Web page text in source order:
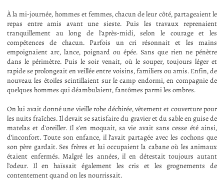
À la mi-journée, hommes et femmes, chacun de leur côté, partageaient le
repas entre amis avant une sieste. Puis les travaux reprenaient
tranquillement au long de l’après-midi, selon le courage et les
compétences de chacun. Parfois un cri résonnait et les mains
empoignaient arc, lance, poignard ou épée. Sans que rien ne pénètre
dans le périmètre. Puis le soir venait, où le souper, toujours léger et
rapide se prolongeait en veillée entre voisins, familiers ou amis. Enfin, de
nouveau les étoiles scintillaient sur le camp endormi, en compagnie de
quelques hommes qui déambulaient, fantômes parmi les ombres.
On lui avait donné une vieille robe déchirée, vêtement et couverture pour
les nuits fraîches. Il devait se satisfaire du gravier et du sable en guise de
matelas et d’oreiller. Il s’en moquait, sa vie avait sans cesse été ainsi,
d’inconfort. Toute son enfance, il l’avait partagée avec les cochons que
son père gardait. Ses frères et lui occupaient la cabane où les animaux
étaient enfermés. Malgré les années, il en détestait toujours autant
l’odeur. Il en haïssait également les cris et les grognements de
contentement quand on les nourrissait.